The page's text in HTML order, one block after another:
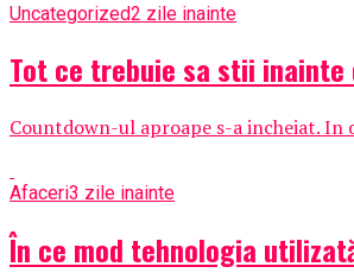
Uncategorized2 zile inainte
Tot ce trebuie sa stii inainte
Countdown-ul aproape s-a incheiat. In
Afaceri3 zile inainte
În ce mod tehnologia